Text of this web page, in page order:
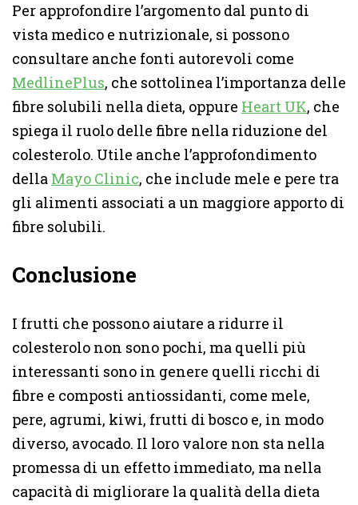
Per approfondire l’argomento dal punto di
vista medico e nutrizionale, si possono
consultare anche fonti autorevoli come
MedlinePlus, che sottolinea l’importanza delle
fibre solubili nella dieta, oppure Heart UK, che
spiega il ruolo delle fibre nella riduzione del
colesterolo. Utile anche l’approfondimento
della Mayo Clinic, che include mele e pere tra
gli alimenti associati a un maggiore apporto di
fibre solubili.
Conclusione
I frutti che possono aiutare a ridurre il
colesterolo non sono pochi, ma quelli più
interessanti sono in genere quelli ricchi di
fibre e composti antiossidanti, come mele,
pere, agrumi, kiwi, frutti di bosco e, in modo
diverso, avocado. Il loro valore non sta nella
promessa di un effetto immediato, ma nella
capacità di migliorare la qualità della dieta